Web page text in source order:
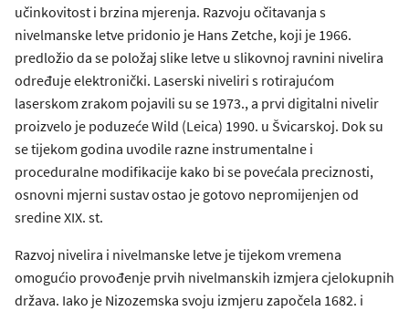
učinkovitost i brzina mjerenja. Razvoju očitavanja s
nivelmanske letve pridonio je Hans Zetche, koji je 1966.
predložio da se položaj slike letve u slikovnoj ravnini nivelira
određuje elektronički. Laserski niveliri s rotirajućom
laserskom zrakom pojavili su se 1973., a prvi digitalni nivelir
proizvelo je poduzeće Wild (Leica) 1990. u Švicarskoj. Dok su
se tijekom godina uvodile razne instrumentalne i
proceduralne modifikacije kako bi se povećala preciznosti,
osnovni mjerni sustav ostao je gotovo nepromijenjen od
sredine XIX. st.
Razvoj nivelira i nivelmanske letve je tijekom vremena
omogućio provođenje prvih nivelmanskih izmjera cjelokupnih
država. Iako je Nizozemska svoju izmjeru započela 1682. i